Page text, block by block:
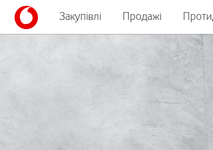
Закупівлі Продажі